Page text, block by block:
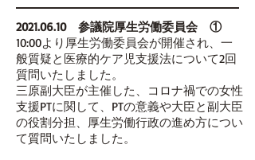
2021.06.10参議院厚生労働委員会 ①
10:00より厚生労働委員会が開催され、一
般質疑と医療的ケア児支援法について2回
質問いたしました。
三原副大臣が主催した、コロナ禍での女性
支援PTに関して、PTの意義や大臣と副大臣
の役割分担、厚生労働行政の進め方につい
て質問いたしました。